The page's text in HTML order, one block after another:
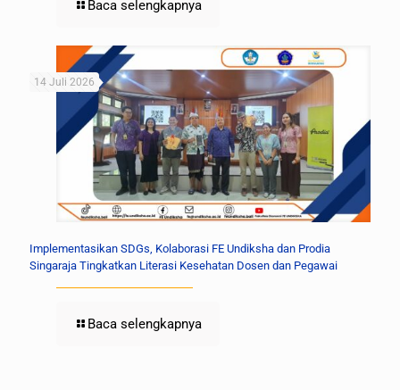
Baca selengkapnya
14 Juli 2026
Implementasikan SDGs, Kolaborasi FE Undiksha dan Prodia
Singaraja Tingkatkan Literasi Kesehatan Dosen dan Pegawai
Baca selengkapnya